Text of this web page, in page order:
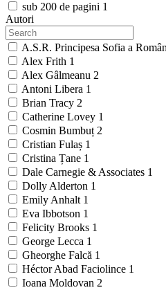
sub 200 de pagini 1
Autori
A.S.R. Principesa Sofia a
Alex Frith 1
Alex Gâlmeanu 2
Antoni Libera 1
Brian Tracy 2
Catherine Lovey 1
Cosmin Bumbuț 2
Cristian Fulaș 1
Cristina Țane 1
Dale Carnegie & Associates 1
Dolly Alderton 1
Emily Anhalt 1
Eva Ibbotson 1
Felicity Brooks 1
George Lecca 1
Gheorghe Falcă 1
Héctor Abad Faciolince 1
Ioana Moldovan 2